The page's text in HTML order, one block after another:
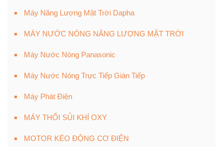
Máy Năng Lượng Mặt Trời Dapha
MÁY NƯỚC NÓNG NĂNG LƯỢNG MẶT TRỜI
Máy Nước Nóng Panasonic
Máy Nước Nóng Trực Tiếp Gián Tiếp
Máy Phát Điện
MÁY THỔI SỦI KHÍ OXY
MOTOR KÉO ĐỘNG CƠ ĐIỆN